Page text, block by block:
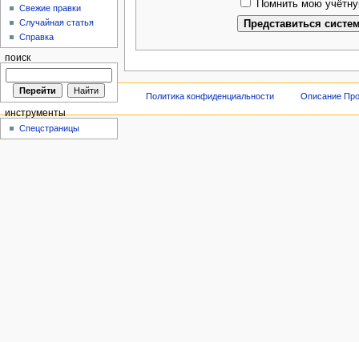
Помнить мою
Свежие правки
Случайная статья
Справка
поиск
инструменты
Спецстраницы
Политика конфиденциальности Описание